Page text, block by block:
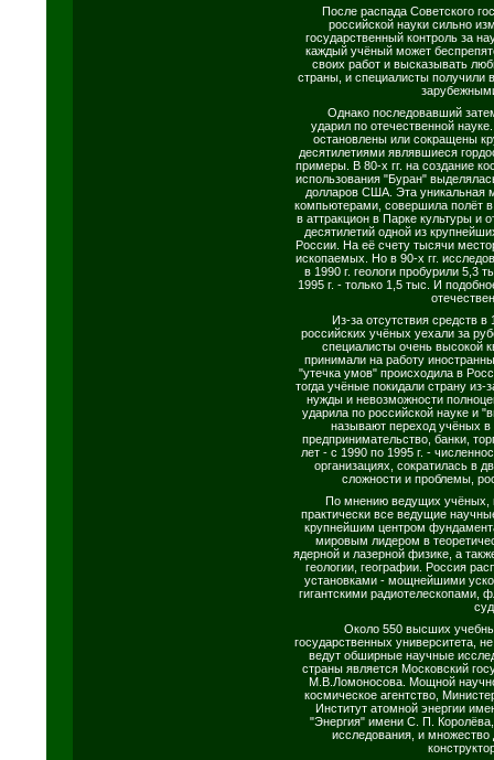
После распада Советского
российской науки сильно
государственный контроль за
каждый учёный может
своих работ и высказывать
страны, и специалисты получили
Однако последовавший
ударил по отечественной
остановлены или сокращены
десятилетиями являвшиеся
примеры. В 80-х гг. на создание
использования "Буран"
долларов США. Эта уникальная
компьютерами, совершила полёт
в аттракцион в Парке культуры и
десятилетий одной из
России. На её счету тысячи
ископаемых. Но в 90-х гг.
в 1990 г. геологи пробурили 5,3
1995 г. - только 1,5 тыс. И
Из-за отсутствия средств в
российских учёных уехали за
специалисты очень высокой
принимали на работу
"утечка умов" происходила в
тогда учёные покидали страну из-
нужды и невозможности
ударила по российской науке и
называют переход учёных
предпринимательство, банки,
лет - с 1990 по 1995 г. -
организациях, сократилась в
сложности и проблемы,
По мнению ведущих учёных,
практически все ведущие
крупнейшим центром
мировым лидером в
ядерной и лазерной физике, а
геологии, географии. Россия
установками - мощнейшими
гигантскими радиотелескопами,
Около 550 высших
государственных университета,
ведут обширные научные
страны является Московский
М.В.Ломоносова. Мощной
космическое агентство,
Институт атомной энергии
"Энергия" имени С. П.
исследования, и множество